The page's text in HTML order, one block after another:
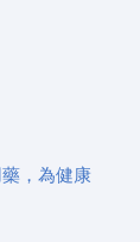
，為健康